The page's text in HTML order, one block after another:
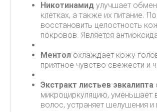
Никотинамид улучшает
клетках, а также их питание.
восстановить целостность
покровов. Является
Ментол охлаждает кожу
приятное чувство свежести и
Экстракт листьев эвкалипта
микроциркуляцию, уменьшает
волос, устраняет шелушения и